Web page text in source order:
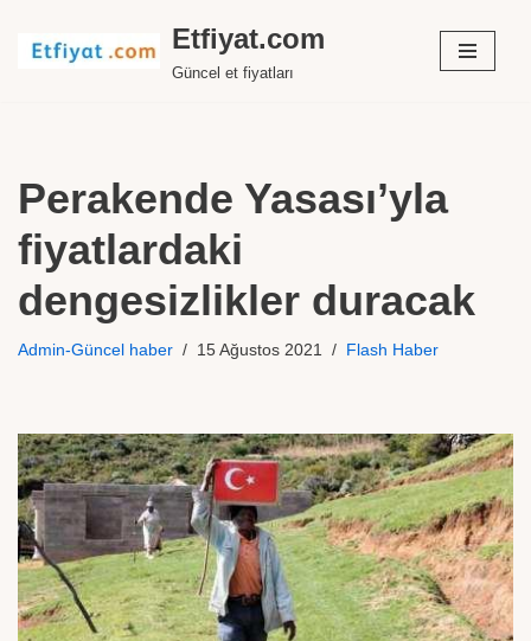
İçeriğe
Etfiyat.com
Güncel et fiyatları
Perakende Yasası’yla
fiyatlardaki
dengesizlikler duracak
Admin-Güncel haber 15 Ağustos 2021 Flash Haber